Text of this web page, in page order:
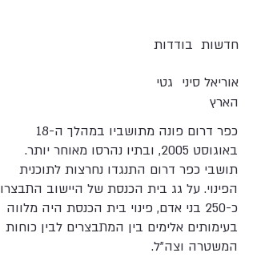
בודדות חדשות
גטי אוריאל סיני
הארץ
כפר דרום פונה מתושביו במהלך ה-18
באוגוסט 2005, ובתיו נהרסו מאוחר יותר.
תושבי כפר דרום התנגדו נחרצות לתוכנית
הפינוי. על גג בית הכנסת של היישוב התבצרו
כ-250 בני אדם, פינוי בית הכנסת היה מלווה
בעימותים אלימים בין המתבצרים לבין כוחות
המשטרה וצה"ל.